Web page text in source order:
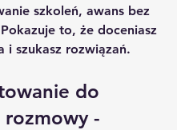
szkoleń, awans bez
to, że doceniasz
i szukasz rozwiązań.
do
-